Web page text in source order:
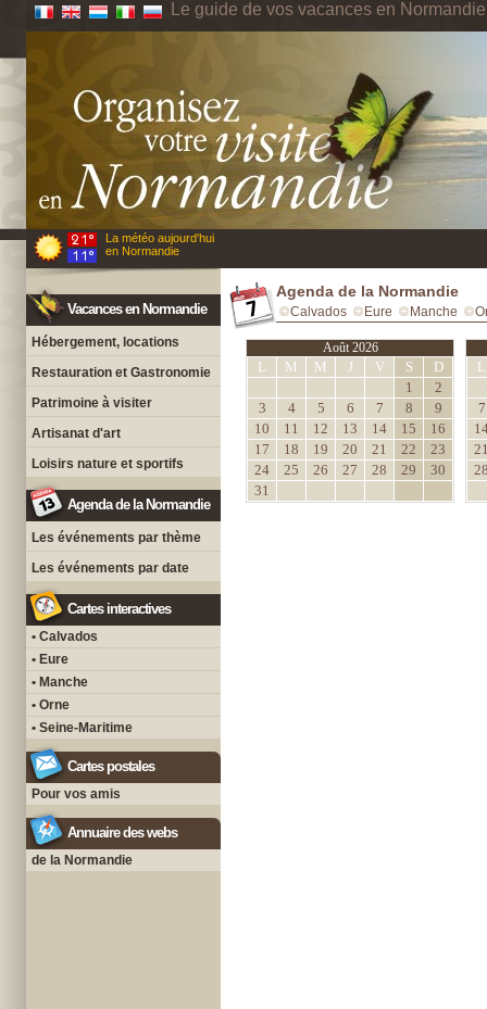
Le guide de vos vacances en Normandie
La météo aujourd'hui
en Normandie
Vacances en Normandie
Hébergement, locations
Restauration et Gastronomie
Patrimoine à visiter
Artisanat d'art
Loisirs nature et sportifs
Agenda de la Normandie
Les événements par thème
Les événements par date
Cartes interactives
• Calvados
• Eure
• Manche
• Orne
• Seine-Maritime
Cartes postales
Pour vos amis
Annuaire des webs
de la Normandie
Agenda de la Normandie
Calvados Eure Manche
Août 2026
L M M J V S
D
1
2
3
4 5 6 7 8
9
10
11 12 13 14 15
16
17
18 19 20 21 22
23
24
25 26 27 28 29
30
31
L
7